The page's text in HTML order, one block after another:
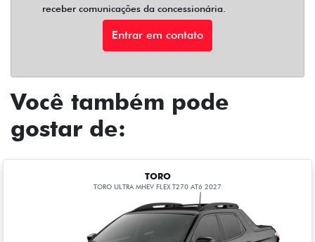
receber comunicações da concessionária.
Entrar em contato
Você também pode
gostar de:
TORO
TORO ULTRA MHEV FLEX T270 AT6 2027